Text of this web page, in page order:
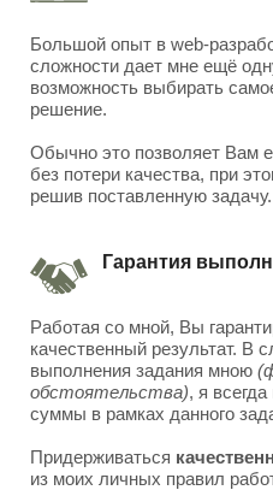
Большой опыт в web-
сложности дает мне ещё
возможность выбирать
решение.
Обычно это позволяет Вам
без потери качества, при
решив поставленную задачу.
Гарантия
Работая со мной, Вы
качественный результат. В
выполнения задания мною
обстоятельства), я
суммы в рамках данного
Придерживаться
из моих личных правил